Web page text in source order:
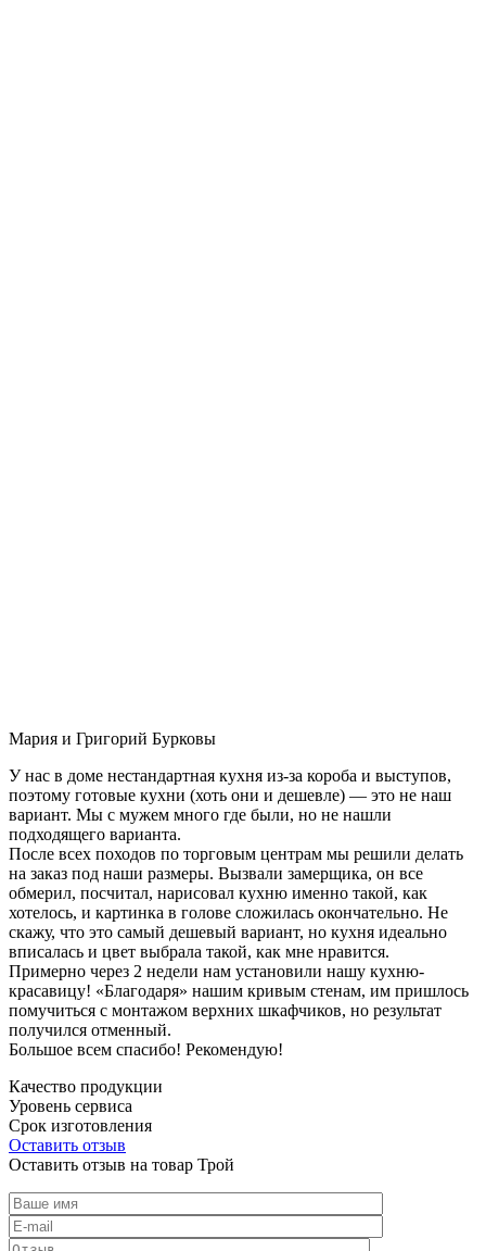
Мария и Григорий Бурковы
У нас в доме нестандартная кухня из-за короба и выступов,
поэтому готовые кухни (хоть они и дешевле) — это не наш
вариант. Мы с мужем много где были, но не нашли
подходящего варианта.
После всех походов по торговым центрам мы решили делать
на заказ под наши размеры. Вызвали замерщика, он все
обмерил, посчитал, нарисовал кухню именно такой, как
хотелось, и картинка в голове сложилась окончательно. Не
скажу, что это самый дешевый вариант, но кухня идеально
вписалась и цвет выбрала такой, как мне нравится.
Примерно через 2 недели нам установили нашу кухню-
красавицу! «Благодаря» нашим кривым стенам, им пришлось
помучиться с монтажом верхних шкафчиков, но результат
получился отменный.
Большое всем спасибо! Рекомендую!
Качество продукции
Уровень сервиса
Срок изготовления
Оставить отзыв
Оставить отзыв на товар Трой